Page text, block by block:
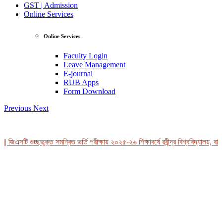
GST | Admission
Online Services
Online Services
Faculty Login
Leave Management
E-journal
RUB Apps
Form Download
Previous Next
গুচ্ছভুক্ত সমন্বিত ভর্তি পরীক্ষায় ২০২৫-২৬ শিক্ষাবর্ষে রবীন্দ্র বিশ্ববিদ্যালয়,